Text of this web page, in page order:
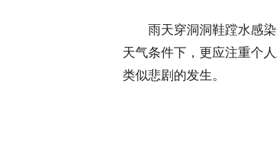
雨天穿洞洞鞋蹚水感染
天气条件下，更应注重个
类似悲剧的发生。